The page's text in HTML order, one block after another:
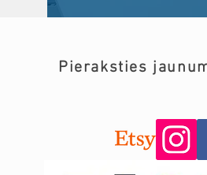
Pieraksties